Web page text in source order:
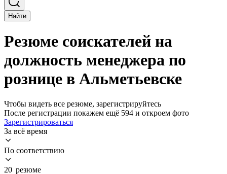
Найти
Резюме соискателей на
должность менеджера по
рознице в Альметьевске
Чтобы видеть все резюме, зарегистрируйтесь
После регистрации покажем ещё 594 и откроем фото
Зарегистрироваться
За всё время
По соответствию
20 резюме